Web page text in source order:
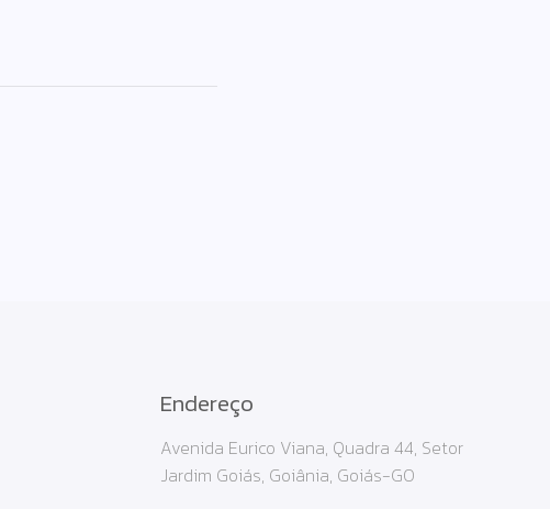
Endereço
Avenida Eurico Viana, Quadra 44, Setor
Jardim Goiás, Goiânia, Goiás-GO